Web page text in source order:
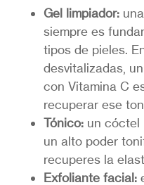
Gel limpiador:una
siempre es
tipos de pieles.
desvitalizadas,
con Vitamina C
recuperar ese
Tónico: un cóctel
un alto poder
recuperes la
Exfoliante facial: